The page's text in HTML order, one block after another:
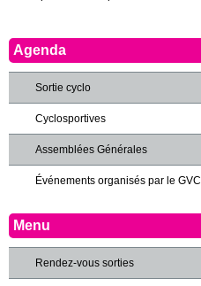
Agenda
Sortie cyclo
Cyclosportives
Assemblées Générales
Événements organisés par le GVC
Menu
Rendez-vous sorties